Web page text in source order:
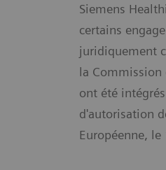
Siemens
certains
juridiquement
la Commission
ont été
d'autorisation
Européenne,